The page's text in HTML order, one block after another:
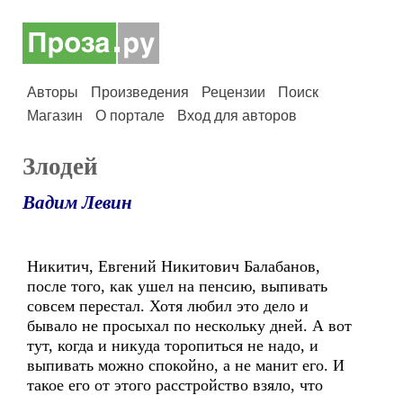
Авторы Произведения Рецензии
Поиск
Магазин
О портале Вход для авторов
Злодей
Вадим Левин
Никитич, Евгений Никитович Балабанов,
после того, как ушел на пенсию, выпивать
совсем перестал. Хотя любил это дело и
бывало не просыхал по нескольку дней. А вот
тут, когда и никуда торопиться не надо, и
выпивать можно спокойно, а не манит его. И
такое его от этого расстройство взяло, что